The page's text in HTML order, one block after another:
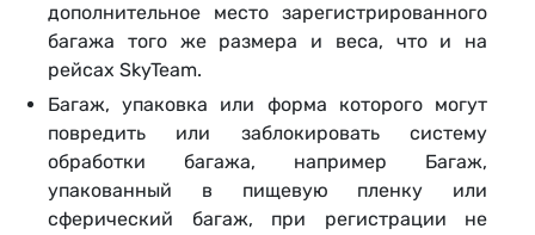
дополнительное место зарегистрированного
багажа того же размера и веса, что и на
рейсах SkyTeam.
Багаж, упаковка или форма которого могут
повредить или заблокировать систему
обработки багажа, например Багаж,
упакованный в пищевую пленку или
сферический багаж, при регистрации не